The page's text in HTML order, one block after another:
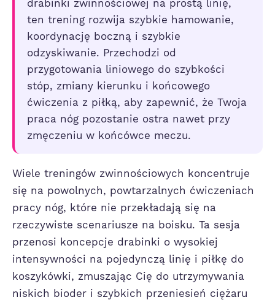
drabinki zwinnościowej na prostą linię,
ten trening rozwija szybkie hamowanie,
koordynację boczną i szybkie
odzyskiwanie. Przechodzi od
przygotowania liniowego do szybkości
stóp, zmiany kierunku i końcowego
ćwiczenia z piłką, aby zapewnić, że Twoja
praca nóg pozostanie ostra nawet przy
zmęczeniu w końcówce meczu.
Wiele treningów zwinnościowych koncentruje
się na powolnych, powtarzalnych ćwiczeniach
pracy nóg, które nie przekładają się na
rzeczywiste scenariusze na boisku. Ta sesja
przenosi koncepcje drabinki o wysokiej
intensywności na pojedynczą linię i piłkę do
koszykówki, zmuszając Cię do utrzymywania
niskich bioder i szybkich przeniesień ciężaru